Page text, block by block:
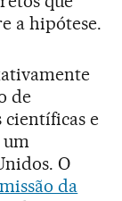
a hipótese.
de
científicas e
O
missão da